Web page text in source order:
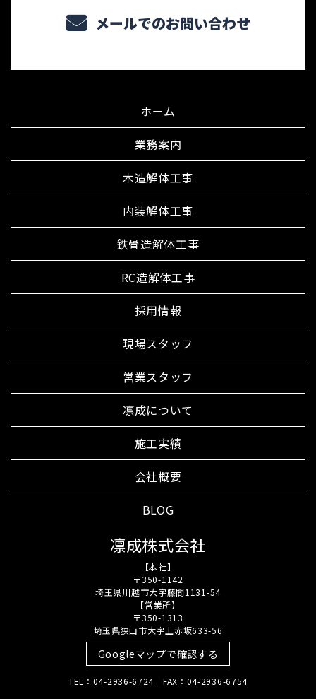
メールでのお問い合わせ
ホーム
業務案内
木造解体工事
内装解体工事
鉄骨造解体工事
RC造解体工事
採用情報
現場スタッフ
営業スタッフ
凛成について
施工実績
会社概要
BLOG
凛成株式会社
【本社】
〒350-1142
埼玉県川越市大字藤間1131-54
【営業所】
〒350-1313
埼玉県狭山市大字上赤坂633-56
Googleマップで確認する
TEL：04-2936-6724 FAX：04-2936-6754